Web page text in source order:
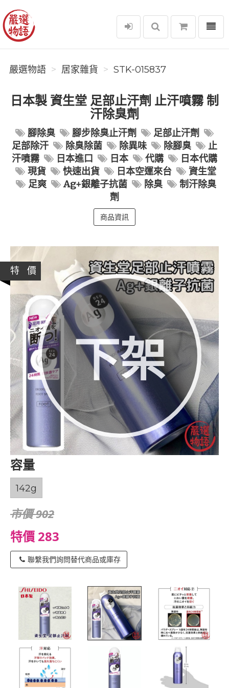
嚴選物語
選單
嚴選物語 居家雜貨 STK-015837
日本製 資生堂 足部止汗劑 止汗噴霧 制
汗除臭劑
腳除臭 腳步除臭止汗劑
足部止汗劑
足部除汗
除臭除菌 除異味 除腳臭
止
汗噴霧
日本進口 日本 代購
日本代購
現貨
快速出貨 日本空運來台
資生堂
足爽
Ag+銀離子抗菌 除臭
制汗除臭
劑
商品資訊
下架
特 價
容量
142g
市價 902
特價 283
聯繫我們詢問替代商品或庫存